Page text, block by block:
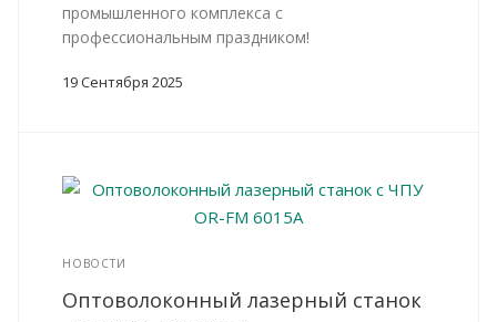
промышленного комплекса с
профессиональным праздником!
19 Сентября 2025
НОВОСТИ
Оптоволоконный лазерный станок